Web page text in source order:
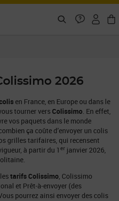
2026
en France, en Europe ou dans le
tourner vers Colissimo. En effet,
vos paquets dans le monde
ça coûte d’envoyer un colis
grilles tarifaires, qui recensent
à partir du 1 er janvier 2026,
tarifs Colissimo, Colissimo
et Prêt-à-envoyer (des
pourrez ainsi envoyer des colis